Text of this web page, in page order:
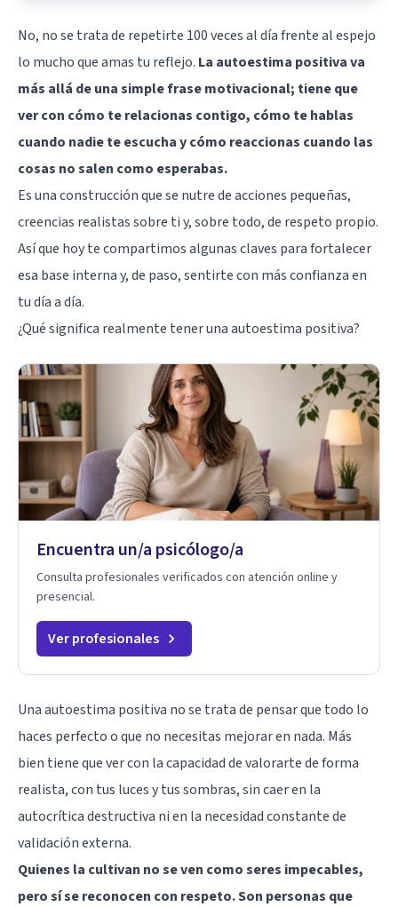
No, no se trata de repetirte 100 veces al día frente al espejo
lo mucho que amas tu reflejo. La autoestima positiva va
más allá de una simple frase motivacional; tiene que
ver con cómo te relacionas contigo, cómo te hablas
cuando nadie te escucha y cómo reaccionas cuando las
cosas no salen como esperabas.
Es una construcción que se nutre de acciones pequeñas,
creencias realistas sobre ti y, sobre todo, de respeto propio.
Así que hoy te compartimos algunas claves para fortalecer
esa base interna y, de paso, sentirte con más confianza en
tu día a día.
¿Qué significa realmente tener una autoestima positiva?
Encuentra un/a psicólogo/a
Consulta profesionales verificados con atención online y
presencial.
Ver profesionales
Una autoestima positiva no se trata de pensar que todo lo
haces perfecto o que no necesitas mejorar en nada. Más
bien tiene que ver con la capacidad de valorarte de forma
realista, con tus luces y tus sombras, sin caer en la
autocrítica destructiva ni en la necesidad constante de
validación externa.
Quienes la cultivan no se ven como seres impecables,
pero sí se reconocen con respeto. Son personas que